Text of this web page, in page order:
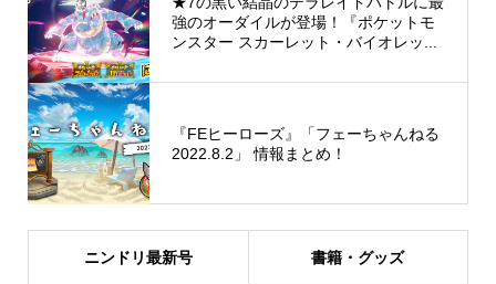
強のオーダイルが登場！『ポケットモ
ンスター スカーレット・バイオレッ...
『FEヒーローズ』「フェーちゃんねる
2022.8.2」 情報まとめ！
ニンドリ最新号 書籍・グッズ